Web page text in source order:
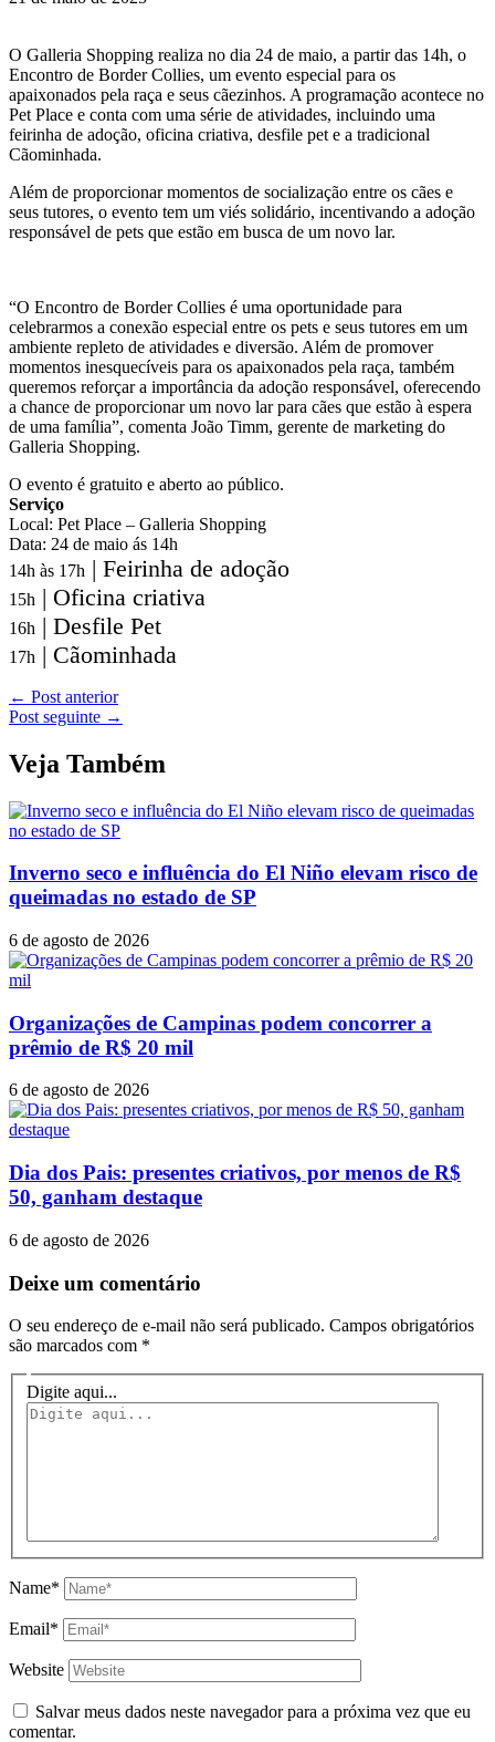
O Galleria Shopping realiza no dia 24 de maio, a partir das 14h, o
Encontro de Border Collies, um evento especial para os
apaixonados pela raça e seus cãezinhos. A programação acontece no
Pet Place e conta com uma série de atividades, incluindo uma
feirinha de adoção, oficina criativa, desfile pet e a tradicional
Cãominhada.
Além de proporcionar momentos de socialização entre os cães e
seus tutores, o evento tem um viés solidário, incentivando a adoção
responsável de pets que estão em busca de um novo lar.
“O Encontro de Border Collies é uma oportunidade para
celebrarmos a conexão especial entre os pets e seus tutores em um
ambiente repleto de atividades e diversão. Além de promover
momentos inesquecíveis para os apaixonados pela raça, também
queremos reforçar a importância da adoção responsável, oferecendo
a chance de proporcionar um novo lar para cães que estão à espera
de uma família”, comenta João Timm, gerente de marketing do
Galleria Shopping.
O evento é gratuito e aberto ao público.
Serviço
Local: Pet Place – Galleria Shopping
Data: 24 de maio ás 14h
14h às 17h | Feirinha de adoção
15h | Oficina criativa
16h | Desfile Pet
17h | Cãominhada
← Post anterior
Post seguinte →
Veja Também
Inverno seco e influência do El Niño elevam risco de
queimadas no estado de SP
6 de agosto de 2026
Organizações de Campinas podem concorrer a
prêmio de R$ 20 mil
6 de agosto de 2026
Dia dos Pais: presentes criativos, por menos de R$
50, ganham destaque
6 de agosto de 2026
Deixe um comentário
O seu endereço de e-mail não será publicado. Campos obrigatórios
são marcados com *
Digite aqui...
Name*
Email*
Website
Salvar meus dados neste navegador para a próxima vez que eu
comentar.